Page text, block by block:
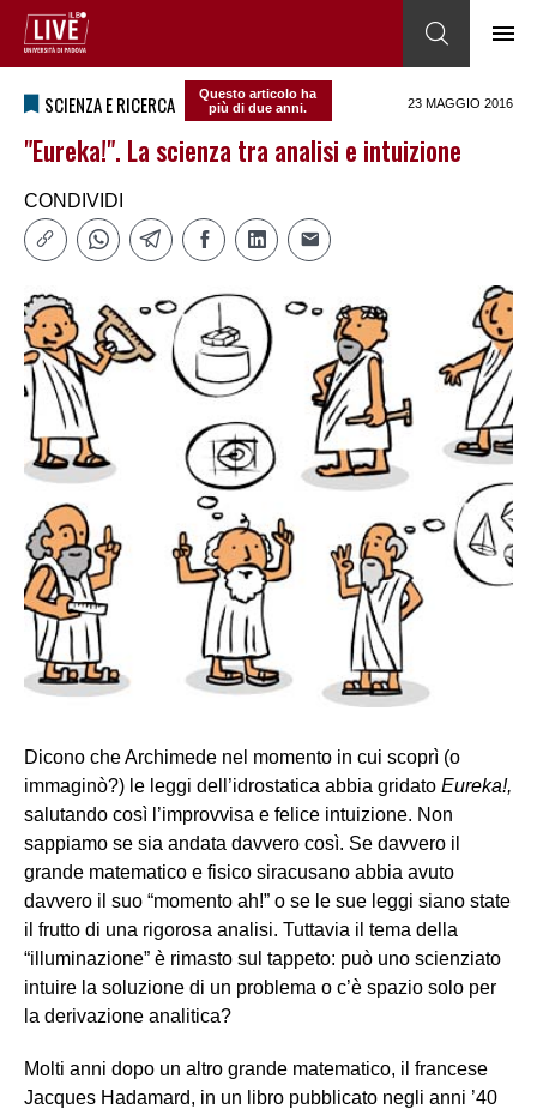
SCIENZA E RICERCA
Questo articolo ha
più di due anni.
23 MAGGIO 2016
"Eureka!". La scienza tra analisi e intuizione
CONDIVIDI
Dicono che Archimede nel momento in cui scoprì (o
immaginò?) le leggi dell’idrostatica abbia gridato Eureka!,
salutando così l’improvvisa e felice intuizione. Non
sappiamo se sia andata davvero così. Se davvero il
grande matematico e fisico siracusano abbia avuto
davvero il suo “momento ah!” o se le sue leggi siano state
il frutto di una rigorosa analisi. Tuttavia il tema della
“illuminazione” è rimasto sul tappeto: può uno scienziato
intuire la soluzione di un problema o c’è spazio solo per
la derivazione analitica?
Molti anni dopo un altro grande matematico, il francese
Jacques Hadamard, in un libro pubblicato negli anni ’40